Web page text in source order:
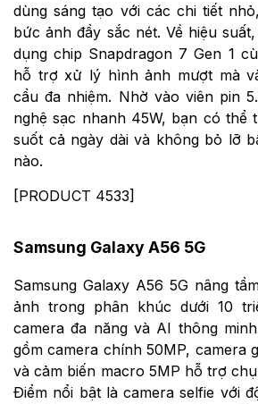
dùng sáng tạo với các chi tiết
bức ảnh đầy sắc nét. Về hiệu
dụng chip Snapdragon 7 Gen 1
hỗ trợ xử lý hình ảnh mượt mà
cầu đa nhiệm. Nhờ vào viên pin
nghệ sạc nhanh 45W, bạn có thể
suốt cả ngày dài và không bỏ lỡ
nào.
[PRODUCT 4533]
Samsung Galaxy A56 5G
Samsung Galaxy A56 5G nâng
ảnh trong phân khúc dưới 10
camera đa năng và AI thông
gồm camera chính 50MP, camera
và cảm biến macro 5MP hỗ trợ
Điểm nổi bật là camera selfie với